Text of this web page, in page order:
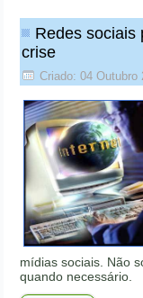
Redes sociais
crise
Criado: 04 Outubro
mídias sociais. Não
quando necessário.